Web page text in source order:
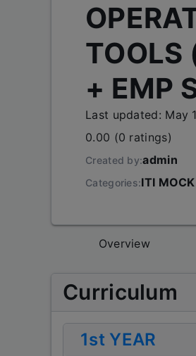
TOOLS
+ EMP
Last updated: May
0.00 (0 ratings)
Created by:admin
Categories:ITI
Overview
Curriculum
1st YEAR